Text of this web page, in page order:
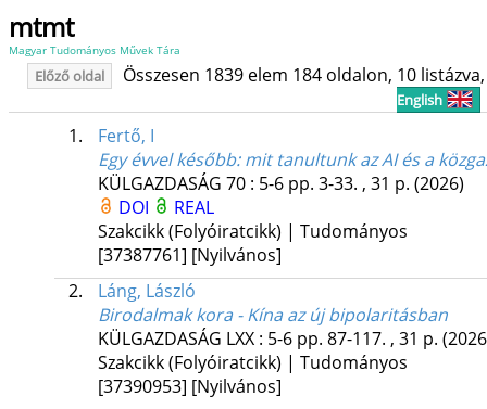
mtmt
Magyar Tudományos Művek Tára
Előző oldal Összesen 1839 elem 184 oldalon, 10
English
1.
Fertő, I
Egy évvel később: mit tanultunk az AI és a
KÜLGAZDASÁG 70: 5-6 pp. 3-33. , 31 p. (2026)
DOI
REAL
Szakcikk (Folyóiratcikk) | Tudományos
[37387761] [Nyilvános]
2.
Láng, László
Birodalmak kora - Kína az új bipolaritásban
KÜLGAZDASÁG LXX: 5-6 pp. 87-117. , 31 p.
Szakcikk (Folyóiratcikk) | Tudományos
[37390953] [Nyilvános]